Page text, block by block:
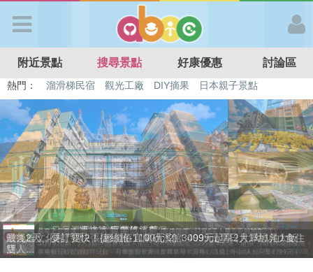
APP登入
首 頁
搜尋景點
好康優惠
最新消息
附近景點 搜尋景點 好康優惠 討論區
熱門： 特色遊戲場 親子住房優惠 台北親子餐廳
溫泉泡湯SPA
溜滑梯民宿
觀光工廠 DIY摘果 日本親子景點
贈九族文化村門票2張(總價值1100元*2)！4099元享日月潭經典大飯
店...